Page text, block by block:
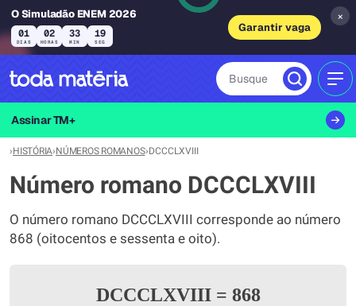
O Simuladão ENEM 2026
01
DIAS
02
HORAS
33
MIN
18
SEG
Garantir vaga
×
Busque
Assinar TM+
›HISTÓRIA›NÚMEROS ROMANOS›DCCCLXVIII
Número romano DCCCLXVIII
O número romano DCCCLXVIII corresponde ao número
868 (oitocentos e sessenta e oito).
DCCCLXVIII = 868